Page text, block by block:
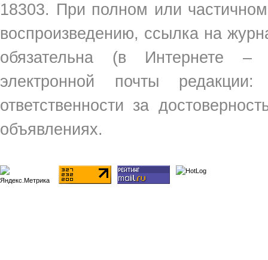
18303. При полном или
воспроизведению, ссылка на
обязательна (в Интернете
электронной почты
ответственности за
объявлениях.